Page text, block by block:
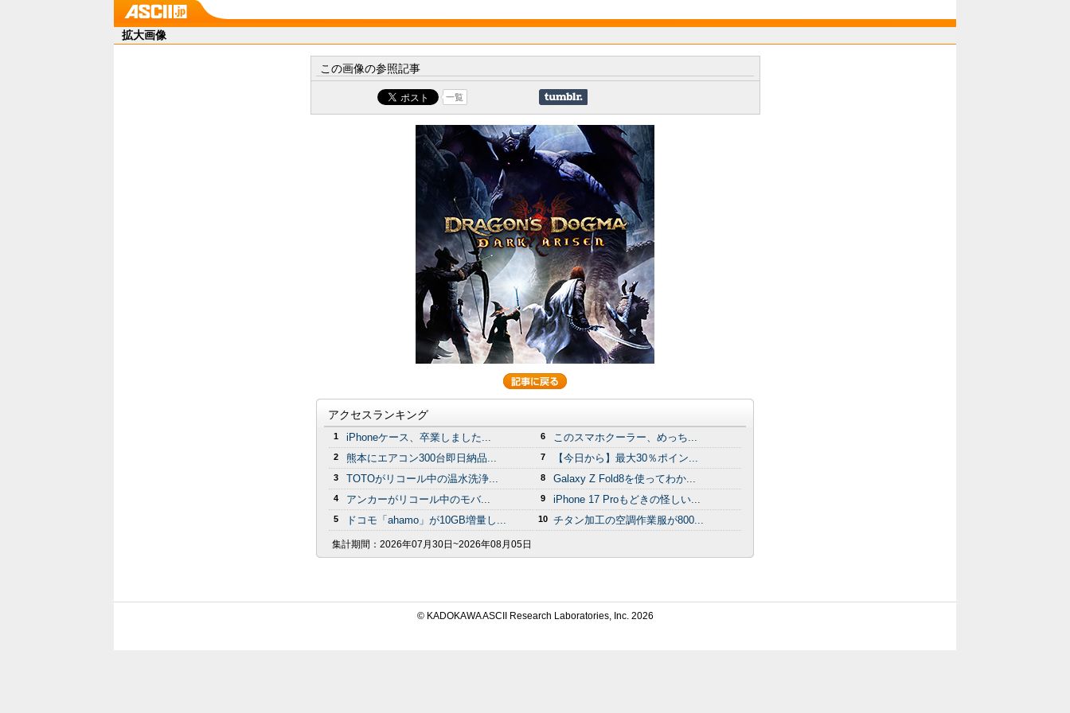
拡大画像
この画像の参照記事
一覧
アクセスランキング
1 iPhoneケース、卒業しました...
2 熊本にエアコン300台即日納品...
3 TOTOがリコール中の温水洗浄...
4 アンカーがリコール中のモバ...
5 ドコモ「ahamo」が10GB増量し...
6 このスマホクーラー、めっち...
7 【今日から】最大30％ポイン...
8 Galaxy Z Fold8を使ってわか...
9 iPhone 17 Proもどきの怪しい...
10 チタン加工の空調作業服が800...
集計期間： 2026年07月30日~2026年08月05日
© KADOKAWA ASCII Research Laboratories, Inc. 2026